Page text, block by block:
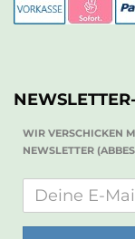
WIR VERSCHICKEN
NEWSLETTER